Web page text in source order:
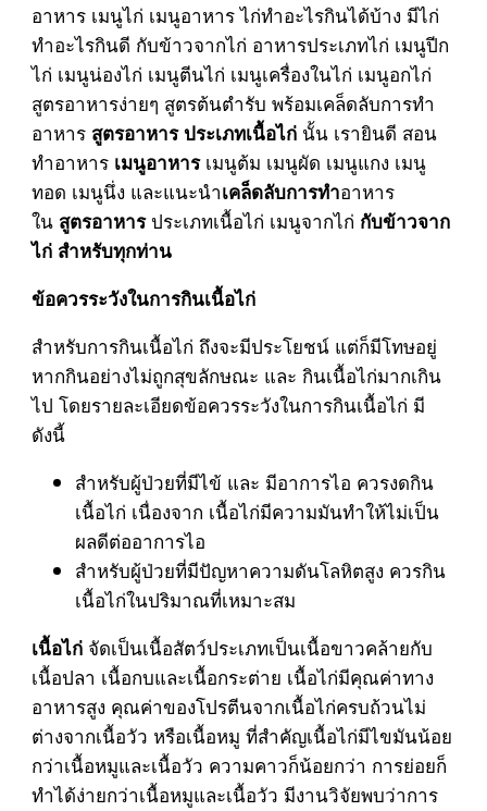
อาหาร เมนูไก่ เมนูอาหาร ไก่ทำอะไรกินได้บ้าง มีไก่
ทำอะไรกินดี กับข้าวจากไก่ อาหารประเภทไก่ เมนูปีก
ไก่ เมนูน่องไก่ เมนูตีนไก่ เมนูเครื่องในไก่ เมนูอกไก่
สูตรอาหารง่ายๆ สูตรต้นตำรับ พร้อมเคล็ดลับการทำ
อาหาร สูตรอาหาร ประเภทเนื้อไก่นั้น เรายินดี สอน
ทำอาหาร เมนูอาหารเมนูต้ม เมนูผัด เมนูแกง เมนู
ทอด เมนูนึ่ง และแนะนำเคล็ดลับการทำอาหาร
ใน สูตรอาหารประเภทเนื้อไก่ เมนูจากไก่ กับข้าวจาก
ไก่ สำหรับทุกท่าน
ข้อควรระวังในการกินเนื้อไก่
สำหรับการกินเนื้อไก่ ถึงจะมีประโยชน์ แต่ก็มีโทษอยู่
หากกินอย่างไม่ถูกสุขลักษณะ และ กินเนื้อไก่มากเกิน
ไป โดยรายละเอียดข้อควรระวังในการกินเนื้อไก่ มี
ดังนี้
สำหรับผู้ป่วยที่มีไข้ และ มีอาการไอ ควรงดกิน
เนื้อไก่ เนื่องจาก เนื้อไก่มีความมันทำให้ไม่เป็น
ผลดีต่ออาการไอ
สำหรับผู้ป่วยที่มีปัญหาความดันโลหิตสูง ควรกิน
เนื้อไก่ในปริมาณที่เหมาะสม
เนื้อไก่จัดเป็นเนื้อสัตว์ประเภทเป็นเนื้อขาวคล้ายกับ
เนื้อปลา เนื้อกบและเนื้อกระต่าย เนื้อไก่มีคุณค่าทาง
อาหารสูง คุณค่าของโปรตีนจากเนื้อไก่ครบถ้วนไม่
ต่างจากเนื้อวัว หรือเนื้อหมู ที่สำคัญเนื้อไก่มีไขมันน้อย
กว่าเนื้อหมูและเนื้อวัว ความคาวก็น้อยกว่า การย่อยก็
ทำได้ง่ายกว่าเนื้อหมูและเนื้อวัว มีงานวิจัยพบว่าการ